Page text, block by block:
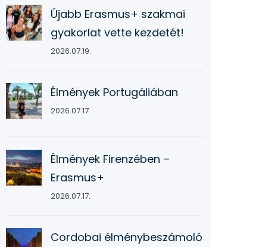
Újabb Erasmus+ szakmai
gyakorlat vette kezdetét!
2026.07.19.
Élmények Portugáliában
2026.07.17.
Élmények Firenzében –
Erasmus+
2026.07.17.
Cordobai élménybeszámoló